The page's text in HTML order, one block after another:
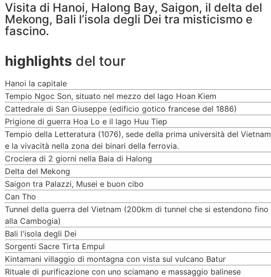
Visita di Hanoi, Halong Bay, Saigon, il delta del
Mekong, Bali l’isola degli Dei tra misticismo e
fascino.
highlights del tour
Hanoi la capitale
Tempio Ngoc Son, situato nel mezzo del lago Hoan Kiem
Cattedrale di San Giuseppe (edificio gotico francese del 1886)
Prigione di guerra Hoa Lo e il lago Huu Tiep
Tempio della Letteratura (1076), sede della prima università del Vietnam
e la vivacità nella zona dei binari della ferrovia.
Crociera di 2 giorni nella Baia di Halong
Delta del Mekong
Saigon tra Palazzi, Musei e buon cibo
Can Tho
Tunnel della guerra del Vietnam (200km di tunnel che si estendono fino
alla Cambogia)
Bali l'isola degli Dei
Sorgenti Sacre Tirta Empul
Kintamani villaggio di montagna con vista sul vulcano Batur
Rituale di purificazione con uno sciamano e massaggio balinese